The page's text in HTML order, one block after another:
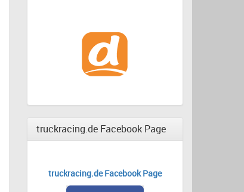
truckracing.de Facebook Page
truckracing.de Facebook Page